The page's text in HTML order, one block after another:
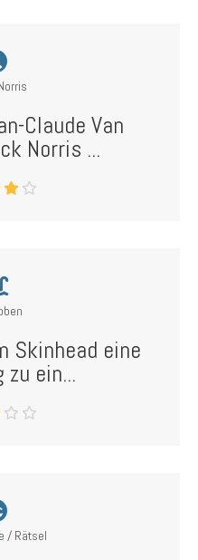
Claude Van
Norris ...
Skinhead eine
zu ein...
/ Rätsel